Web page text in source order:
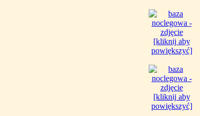
[kliknij aby
powiększyć]
[kliknij aby
powiększyć]